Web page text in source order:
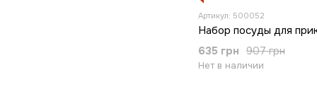
Артикул: 500052
Набор посуды для
907 грн
635 грн
Нет в наличии